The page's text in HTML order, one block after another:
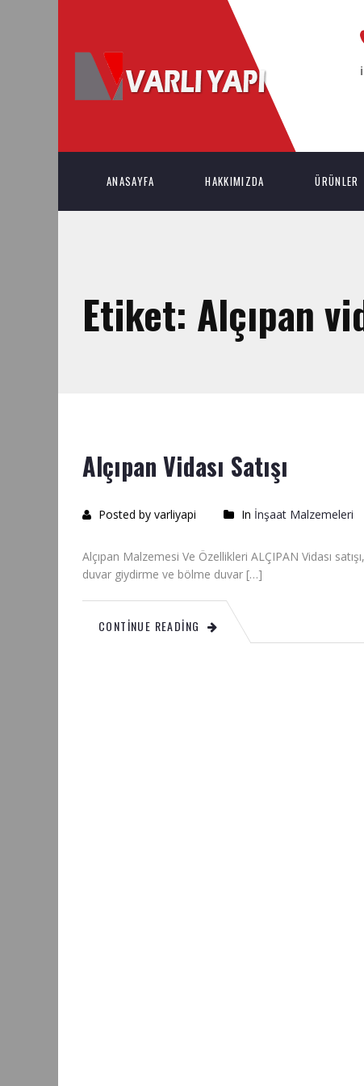
ANASAYFA HAKKIMIZDA ÜRÜNLER
Etiket: Alçıpan
Alçıpan Vidası Satışı
Posted by varliyapi In İnşaat Malzemeleri
Alçıpan Malzemesi Ve Özellikleri ALÇIPAN Vidası
duvar giydirme ve bölme duvar […]
CONTINUE READING